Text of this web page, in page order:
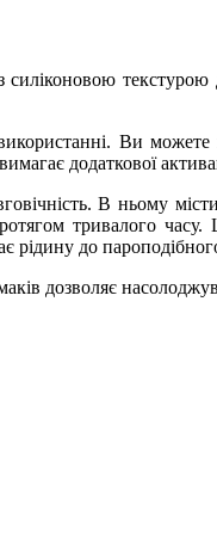
використанні. Ви
додаткової
В ньому
тривалого
до
дозволяє